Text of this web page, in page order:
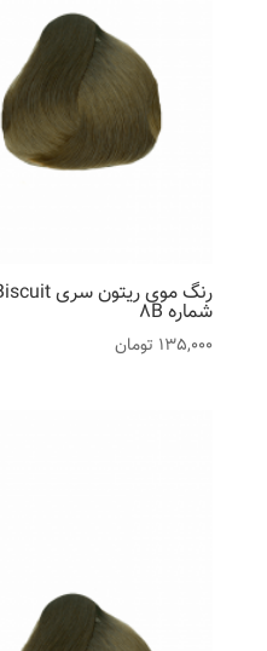
شماره 8B
135,000 تومان